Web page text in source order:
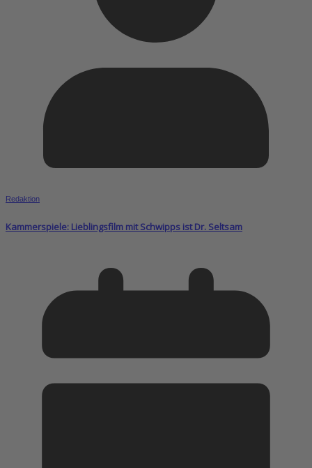
Redaktion
Kammerspiele: Lieblingsfilm mit Schwipps ist Dr. Seltsam